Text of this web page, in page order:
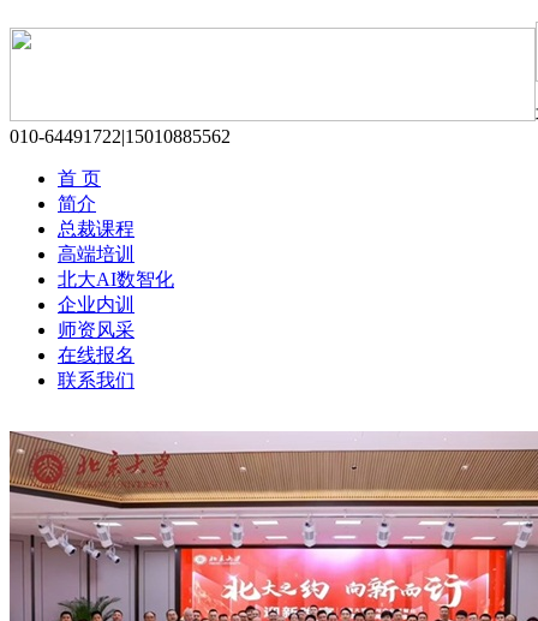
010-64491722|15010885562
首 页
简介
总裁课程
高端培训
北大AI数智化
企业内训
师资风采
在线报名
联系我们